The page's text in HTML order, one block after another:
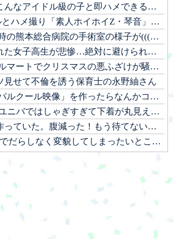
の子と即ハメできるのかよ」⇒ 晒された無修正動画がコチラ
撮り「素人ホイホイZ・琴音」（綾瀬ことね）
熊本総合病院の手術室の様子が(((゜Д゜)))
生が悲惨…絶対に避けられない中出しレ●プGIF画像
リスマスの悪ふざけが騒動に サンタ姿のTikTokerに客が激怒
見せて不倫を誘う保育士の永野紬さん
ル映像」を作ったらなんかコワい結果に…ｗ！！
ぎすぎて下着が丸見え！→全国配信されてシコられまくるｗｗｗ
腹減った！もう待てないよぉ！ → 彼はこんな様子です…
てしまったいとこのお姉ちゃんにチン●ン搾り取られちゃうショタ君…！